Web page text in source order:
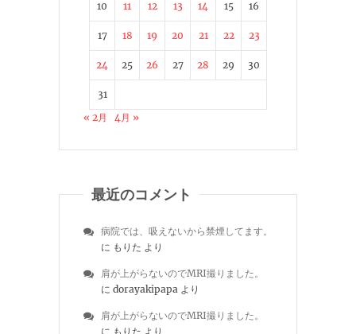
10 11 12 13 14 15 16
17 18 19 20 21 22 23
24 25 26 27 28 29 30
31
« 2月
4月 »
最近のコメント
病院では、吸えないから禁煙してます。
に もりた より
肩が上がらないのでMRI撮りました。
に dorayakipapa より
肩が上がらないのでMRI撮りました。
に もりた より